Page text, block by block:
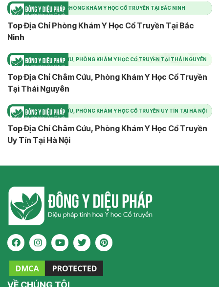
TOP ĐỊA CHỈ PHÒNG KHÁM Y HỌC CỔ TRUYỀN TẠI BẮC NINH
Top Địa Chỉ Phòng Khám Y Học Cổ Truyền Tại Bắc
Ninh
TOP ĐỊA CHỈ CHÂM CỨU, PHÒNG KHÁM Y HỌC CỔ TRUYỀN TẠI THÁI NGUYÊN
Top Địa Chỉ Châm Cứu, Phòng Khám Y Học Cổ Truyền
Tại Thái Nguyên
TOP ĐỊA CHỈ CHÂM CỨU, PHÒNG KHÁM Y HỌC CỔ TRUYỀN UY TÍN TẠI HÀ NỘI
Top Địa Chỉ Châm Cứu, Phòng Khám Y Học Cổ Truyền
Uy Tín Tại Hà Nội
VỀ CHÚNG TÔI